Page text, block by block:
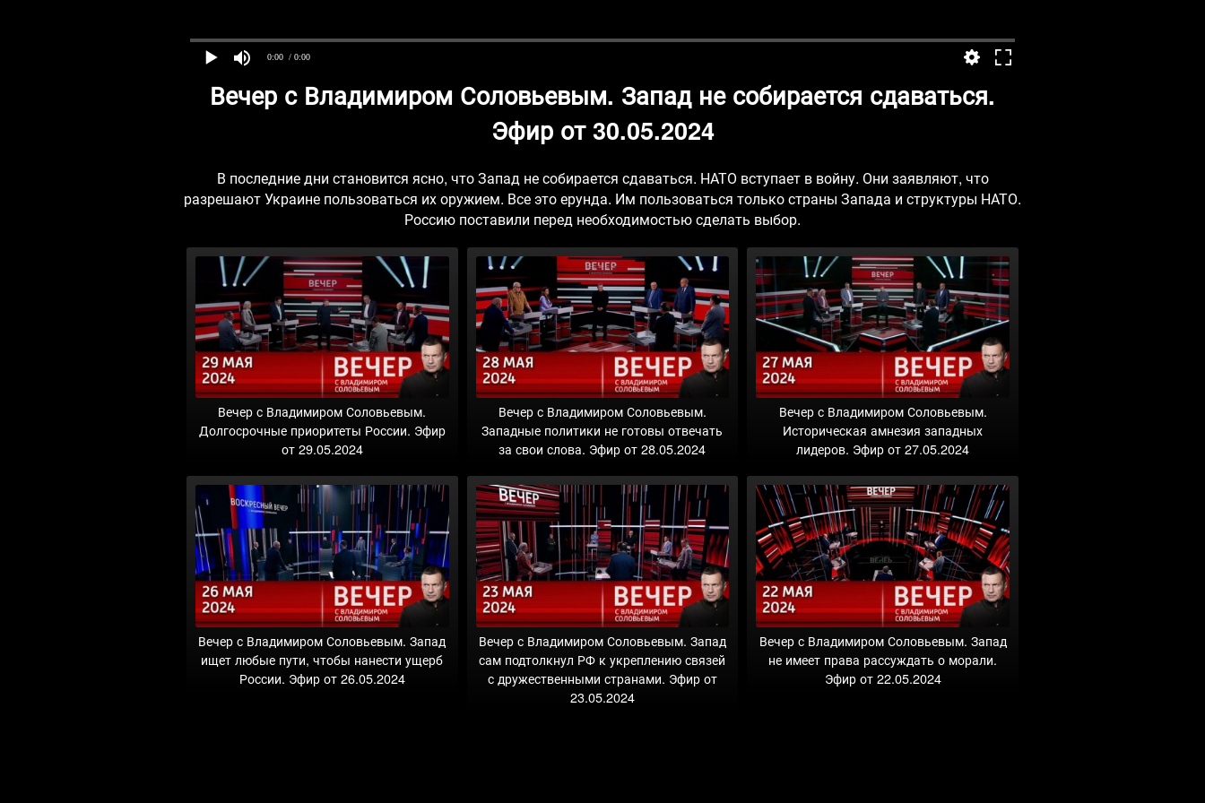
0:00 / 0:00
Вечер с Владимиром Соловьевым. Запад не собирается сдаваться.
Эфир от 30.05.2024
В последние дни становится ясно, что Запад не собирается сдаваться. НАТО вступает в войну. Они заявляют, что
разрешают Украине пользоваться их оружием. Все это ерунда. Им пользоваться только страны Запада и структуры НАТО.
Россию поставили перед необходимостью сделать выбор.
Вечер с Владимиром Соловьевым.
Долгосрочные приоритеты России. Эфир
от 29.05.2024
Вечер с Владимиром Соловьевым.
Западные политики не готовы отвечать
за свои слова. Эфир от 28.05.2024
Вечер с Владимиром Соловьевым.
Историческая амнезия западных
лидеров. Эфир от 27.05.2024
Вечер с Владимиром Соловьевым. Запад
ищет любые пути, чтобы нанести ущерб
России. Эфир от 26.05.2024
Вечер с Владимиром Соловьевым. Запад
сам подтолкнул РФ к укреплению связей
с дружественными странами. Эфир от
23.05.2024
Вечер с Владимиром Соловьевым. Запад
не имеет права рассуждать о морали.
Эфир от 22.05.2024